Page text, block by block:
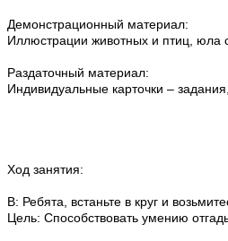
Демонстрационный материал:
Иллюстрации животных и птиц, юла
Раздаточный материал:
Индивидуальные карточки –
Ход занятия:
В: Ребята, встаньте в круг и
Цель: Способствовать умению